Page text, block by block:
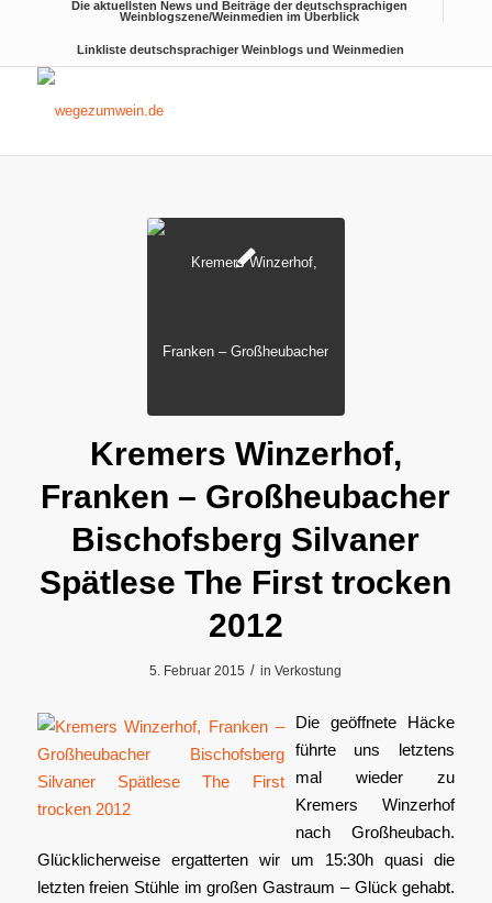
Die aktuellsten News und Beiträge der deutschsprachigen
Weinblogszene/Weinmedien im Überblick
Linkliste deutschsprachiger Weinblogs und Weinmedien
Kremers Winzerhof,
Franken – Großheubacher
Bischofsberg Silvaner
Spätlese The First trocken
2012
5. Februar 2015 / inVerkostung
Die geöffnete Häcke
führte uns letztens
mal wieder zu
Kremers Winzerhof
nach Großheubach.
Glücklicherweise ergatterten wir um 15:30h quasi die
letzten freien Stühle im großen Gastraum – Glück gehabt.